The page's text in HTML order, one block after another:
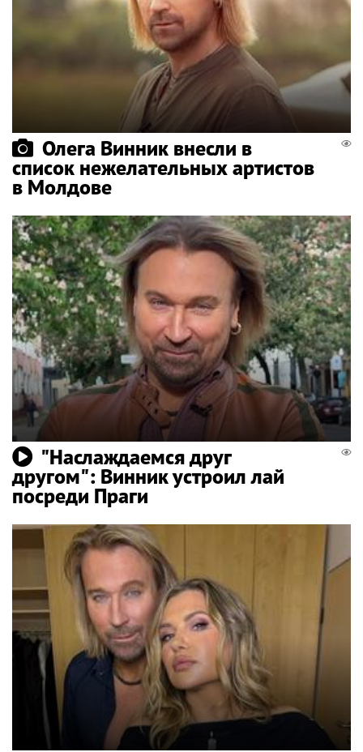
Олега Винник внесли в
список нежелательных артистов
в Молдове
"Наслаждаемся друг
другом": Винник устроил лай
посреди Праги